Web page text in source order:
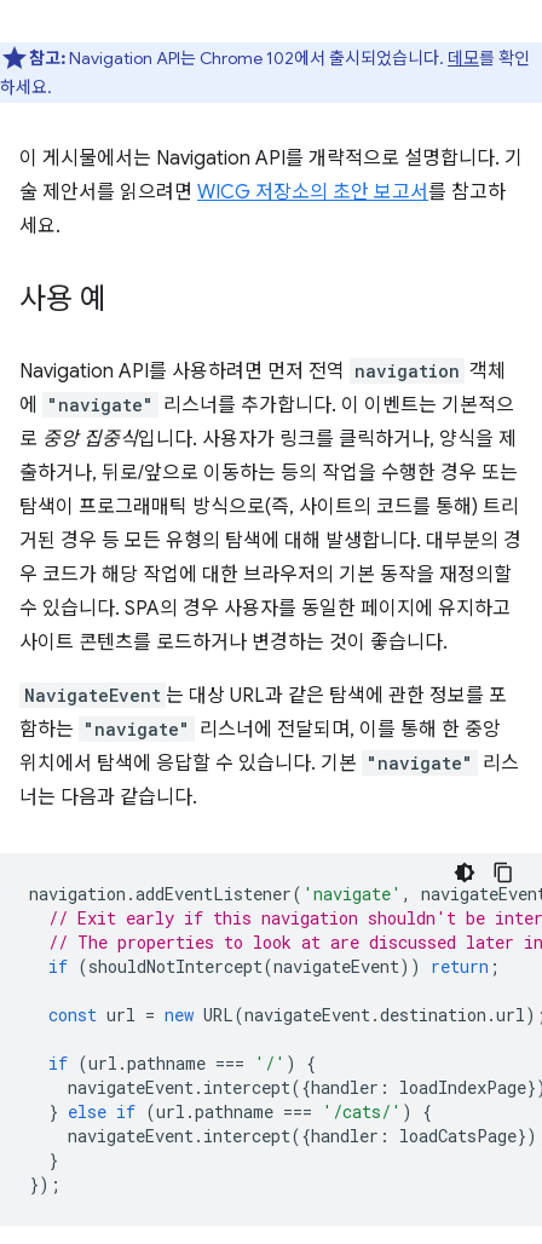
참고:Navigation API는 Chrome 102에서 출시되었습니다. 데모를 확인
하세요.
이 게시물에서는 Navigation API를 개략적으로 설명합니다. 기
술 제안서를 읽으려면 WICG 저장소의 초안 보고서를 참고하
세요.
사용 예
Navigation API를 사용하려면 먼저 전역 navigation 객체
에
"navigate"
리스너를 추가합니다. 이 이벤트는 기본적으
로 중앙 집중식입니다. 사용자가 링크를 클릭하거나, 양식을 제
출하거나, 뒤로/앞으로 이동하는 등의 작업을 수행한 경우 또는
탐색이 프로그래매틱 방식으로(즉, 사이트의 코드를 통해) 트리
거된 경우 등 모든 유형의 탐색에 대해 발생합니다. 대부분의 경
우 코드가 해당 작업에 대한 브라우저의 기본 동작을 재정의할
수 있습니다. SPA의 경우 사용자를 동일한 페이지에 유지하고
사이트 콘텐츠를 로드하거나 변경하는 것이 좋습니다.
NavigateEvent 는 대상 URL과 같은 탐색에 관한 정보를 포
함하는 "navigate"
리스너에 전달되며, 이를 통해 한 중앙
위치에서 탐색에 응답할 수 있습니다. 기본 "navigate"
리스
너는 다음과 같습니다.
navigation .addEventListener( 'navigate' ,
// Exit early if this navigation shouldn't be
// The properties to look at are discussed later
if (shouldNotIntercept(navigateEvent)) return ;
const url = new URL(navigateEvent.destination .url
if (url .pathname === '/' )
{
navigateEvent. intercept({handler : loadIndexPage
} else if (url .pathname === '/cats/' )
{
navigateEvent. intercept({handler : loadCatsPage
}
});